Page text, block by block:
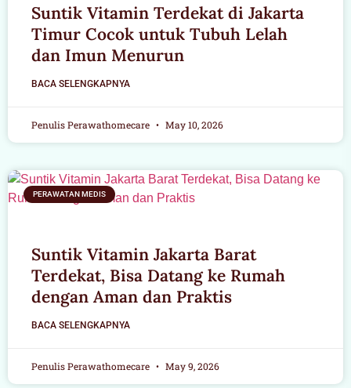
Suntik Vitamin Terdekat di Jakarta
Timur Cocok untuk Tubuh Lelah
dan Imun Menurun
BACA SELENGKAPNYA
Penulis Perawathomecare May 10, 2026
PERAWATAN MEDIS
Suntik Vitamin Jakarta Barat
Terdekat, Bisa Datang ke Rumah
dengan Aman dan Praktis
BACA SELENGKAPNYA
Penulis Perawathomecare May 9, 2026